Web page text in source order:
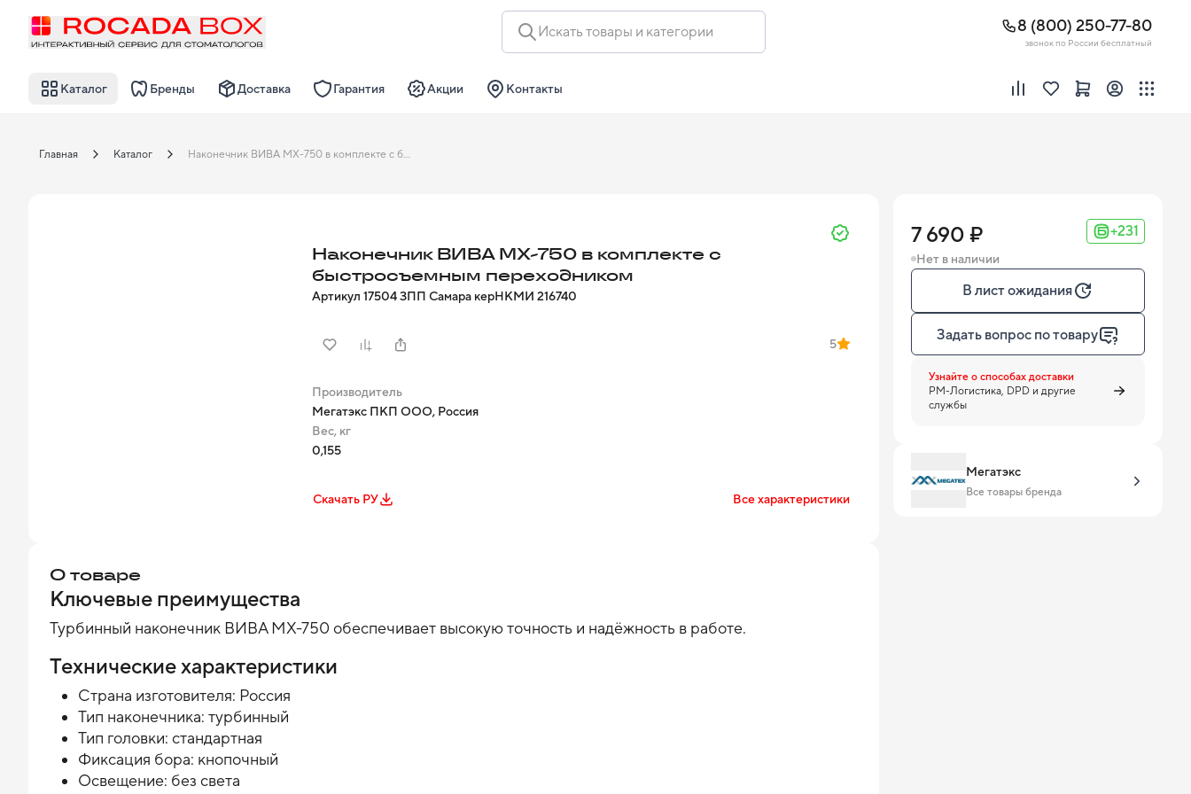
Искать товары и категории 8 (800) 250-77-80
звонок по России бесплатный
Каталог Бренды Доставка Гарантия Акции Контакты
Главная Каталог Наконечник ВИВА МХ-750 в комплекте с быстросъемным переходником
Наконечник ВИВА МХ-750 в комплекте с
быстросъемным переходником
Артикул 17504 ЗПП Самара керНКМИ 216740
5
Производитель
Мегатэкс ПКП ООО, Россия
Вес, кг
0,155
Скачать РУ Все характеристики
О товаре
Ключевые преимущества
Турбинный наконечник ВИВА МХ-750 обеспечивает высокую точность и надёжность в работе.
Технические характеристики
Страна изготовителя: Россия
Тип наконечника: турбинный
Тип головки: стандартная
Фиксация бора: кнопочный
Освещение: без света
7 690 ₽ +231
Нет в наличии
В лист ожидания
Задать вопрос по товару
Узнайте о способах доставки
PM-Логистика, DPD и другие
службы
Мегатэкс
Все товары бренда